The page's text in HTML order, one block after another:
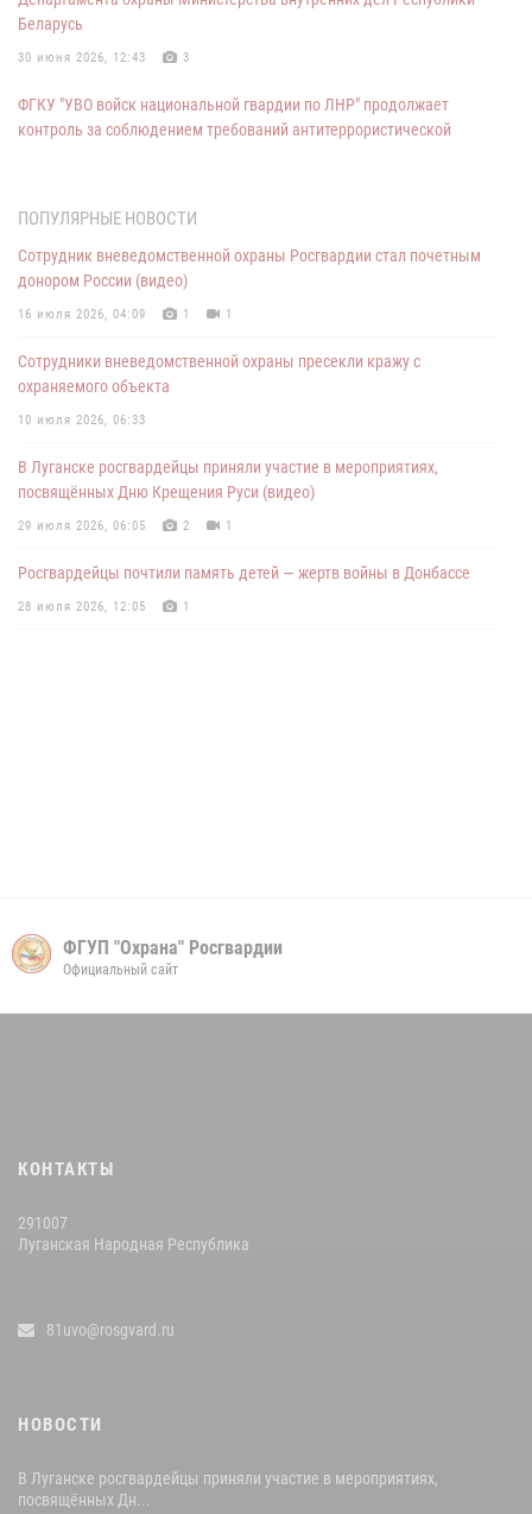
Беларусь
30 июня 2026, 12:43 3
ФГКУ "УВО войск национальной гвардии по ЛНР" продолжает
контроль за соблюдением требований антитеррористической
08 июня 2026, 14:55
Безопасность Вашего имущества - задача вневедомственной
01 июня 2026, 09:16
В ЛНР росгвардейцы приняли участие во Всероссийской
01 июня 2026, 09:03
Росгвардейцы сдали кровь для пострадавших после атаки ВСУ на
26 мая 2026, 11:28
ПОПУЛЯРНЫЕ НОВОСТИ
Сотрудник вневедомственной охраны Росгвардии стал почетным
донором России (видео)
16 июля 2026, 04:09 1 1
Сотрудники вневедомственной охраны пресекли кражу с
охраняемого объекта
10 июля 2026, 06:33
В Луганске росгвардейцы приняли участие в мероприятиях,
посвящённых Дню Крещения Руси (видео)
29 июля 2026, 06:05 2 1
Росгвардейцы почтили память детей — жертв войны в Донбассе
28 июля 2026, 12:05 1
ФГУП "Охрана" Росгвардии
Официальный сайт
КОНТАКТЫ
291007
Луганская Народная Республика
81uvo@rosgvard.ru
НОВОСТИ
В Луганске росгвардейцы приняли участие в мероприятиях,
посвящённых Дн...